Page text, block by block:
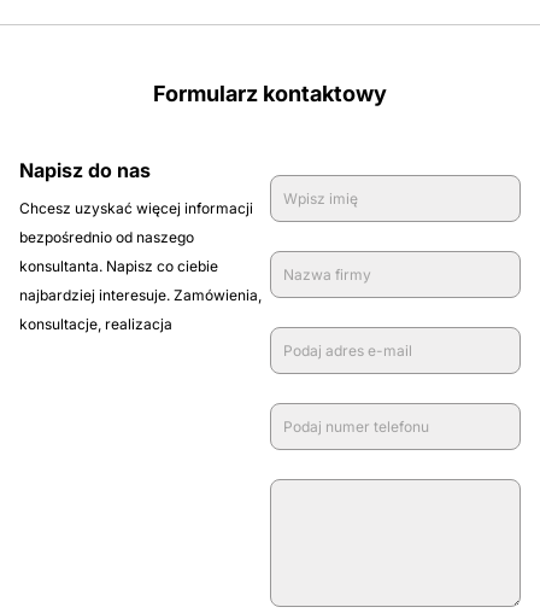
Formularz kontaktowy
Napisz do nas
Chcesz uzyskać więcej informacji
bezpośrednio od naszego
konsultanta. Napisz co ciebie
najbardziej interesuje. Zamówienia,
konsultacje, realizacja